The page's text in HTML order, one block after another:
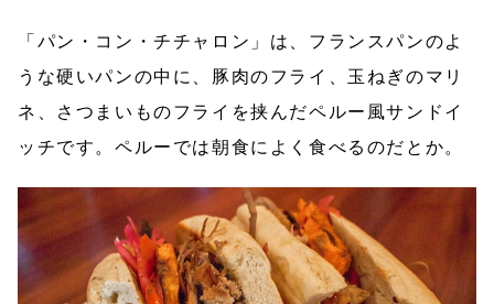
「パン・コン・チチャロン」は、フランスパンのよ
うな硬いパンの中に、豚肉のフライ、玉ねぎのマリ
ネ、さつまいものフライを挟んだペルー風サンドイ
ッチです。ペルーでは朝食によく食べるのだとか。